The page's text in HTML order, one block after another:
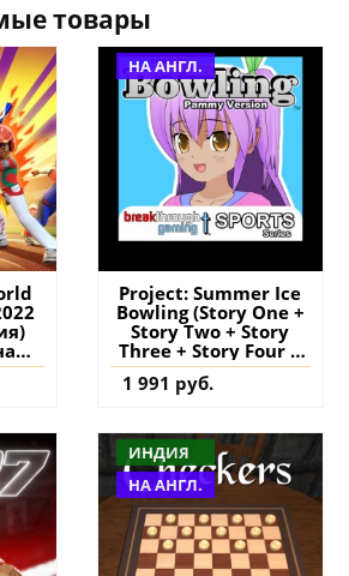
товары
НА АНГЛ.
Project: Summer Ice
Bowling (Story One +
Story Two + Story
Three + Story Four +
Story Five + Story Six
+ Welcome Pammy's
Project: Summer Ice)
(Pammy Version) PS4
(Турция) купить
игру на аккаунт
1 991 руб.
ИНДИЯ
НА АНГЛ.